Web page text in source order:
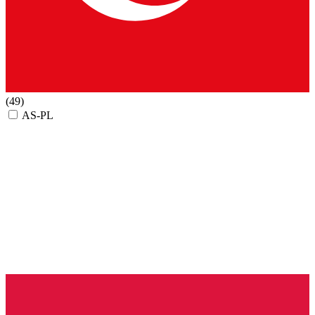
(49)
AS-PL